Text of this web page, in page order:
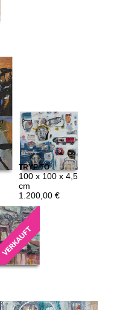
TRYP TO
BROOKLYN
100 x 100 x 4,5
cm
1.200,00 €